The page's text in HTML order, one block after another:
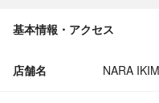
基本情報・アクセス
店舗名 NARA